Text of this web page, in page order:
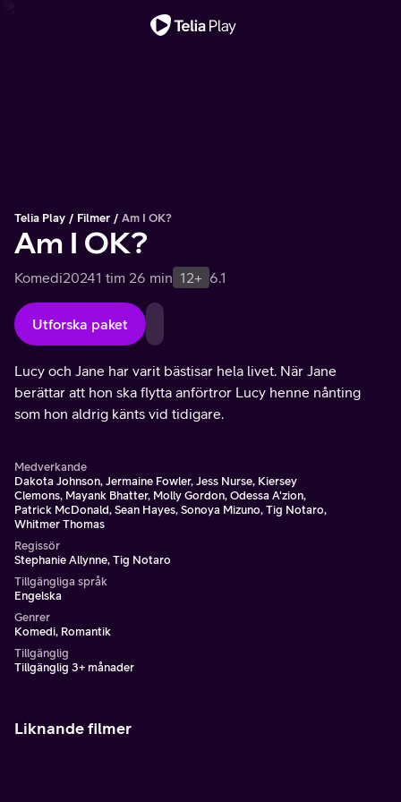
Telia Play Filmer Am I OK?
Am I OK?
Komedi20241 tim 26 min 12+ 6.1
Utforska paket
Lucy och Jane har varit bästisar hela livet. När Jane
berättar att hon ska flytta anförtror Lucy henne nånting
som hon aldrig känts vid tidigare.
Medverkande
Dakota Johnson, Jermaine Fowler, Jess Nurse, Kiersey
Clemons, Mayank Bhatter, Molly Gordon, Odessa A'zion,
Patrick McDonald, Sean Hayes, Sonoya Mizuno, Tig Notaro,
Whitmer Thomas
Regissör
Stephanie Allynne, Tig Notaro
Tillgängliga språk
Engelska
Genrer
Komedi, Romantik
Tillgänglig
Tillgänglig 3+ månader
Liknande filmer